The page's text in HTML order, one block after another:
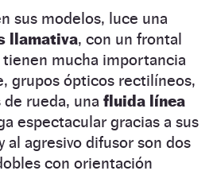
sus modelos, luce una
llamativa, con un frontal
mucha importancia
grupos ópticos rectilíneos,
rueda, una fluida línea
espectacular gracias a sus
al agresivo difusor son dos
con orientación